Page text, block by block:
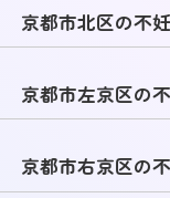
京都市北区の不
京都市左京区の
京都市右京区の